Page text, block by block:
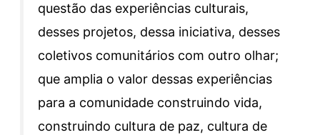
questão das experiências culturais,
desses projetos, dessa iniciativa, desses
coletivos comunitários com outro olhar;
que amplia o valor dessas experiências
para a comunidade construindo vida,
construindo cultura de paz, cultura de